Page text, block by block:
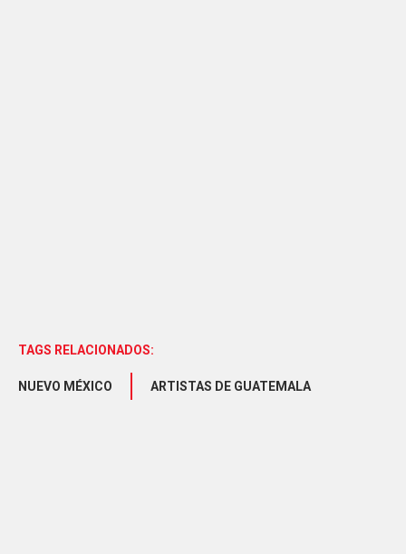
TAGS RELACIONADOS:
NUEVO MÉXICO ARTISTAS DE GUATEMALA